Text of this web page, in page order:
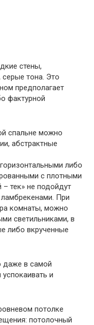
стены,
тона. Это
предполагает
фактурной
спальне можно
абстрактные
либо
с плотными
тек» не подойдут
При
комнаты, можно
светильниками, в
либо вкрученные
даже в самой
и
потолке
потолочный